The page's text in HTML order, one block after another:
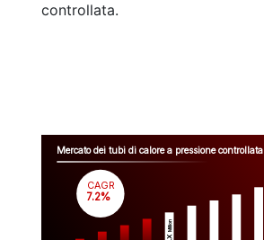
controllata.
Mercato dei tubi di calore a pressione controllata
Million
CAGR
7.2%